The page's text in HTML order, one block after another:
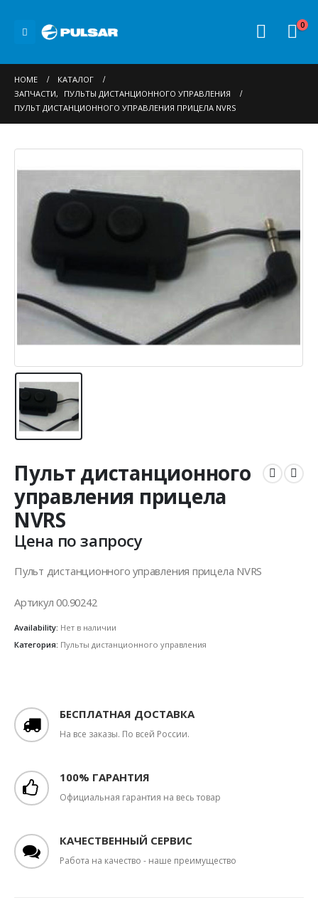
0
HOME
КАТАЛОГ
ЗАПЧАСТИ,
ПУЛЬТЫ ДИСТАНЦИОННОГО УПРАВЛЕНИЯ
ПУЛЬТ ДИСТАНЦИОННОГО УПРАВЛЕНИЯ ПРИЦЕЛА NVRS
Пульт дистанционного
управления прицела
NVRS
Цена по запросу
Пульт дистанционного управления прицела NVRS
Артикул 00.90242
Availability: Нет в наличии
Категория: Пульты дистанционного управления
БЕСПЛАТНАЯ ДОСТАВКА
На все заказы. По всей России.
100% ГАРАНТИЯ
Официальная гарантия на весь товар
КАЧЕСТВЕННЫЙ СЕРВИС
Работа на качество - наше преимущество